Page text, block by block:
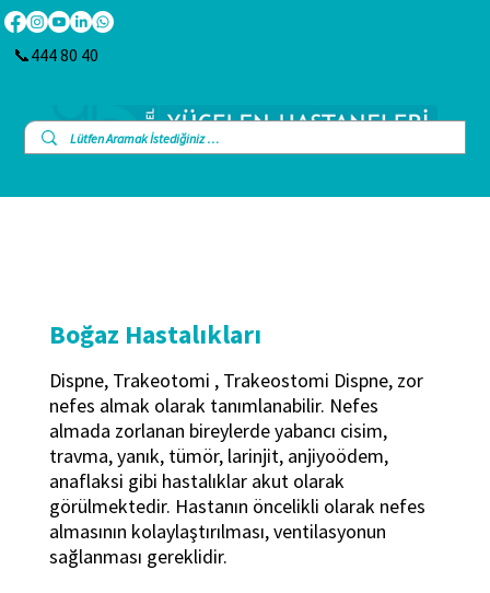
📞444 80 40
Boğaz Hastalıkları
Dispne, Trakeotomi , Trakeostomi Dispne, zor
nefes almak olarak tanımlanabilir. Nefes
almada zorlanan bireylerde yabancı cisim,
travma, yanık, tümör, larinjit, anjiyoödem,
anaflaksi gibi hastalıklar akut olarak
görülmektedir. Hastanın öncelikli olarak nefes
almasının kolaylaştırılması, ventilasyonun
sağlanması gereklidir.